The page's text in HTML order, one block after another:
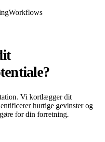
Workflows
Vi kortlægger dit
hurtige gevinster og
for din forretning.